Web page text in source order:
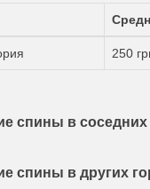
250
спины в соседних
спины в других